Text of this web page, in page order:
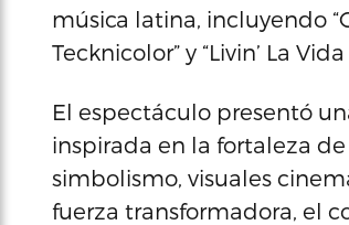
música latina, incluyendo
Tecknicolor” y “Livin’ La
El espectáculo presentó
inspirada en la fortaleza
simbolismo, visuales
fuerza transformadora, el